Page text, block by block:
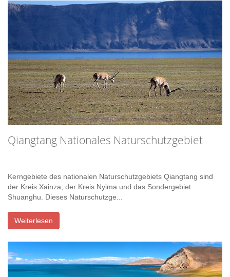
Qiangtang Nationales Naturschutzgebiet
Kerngebiete des nationalen Naturschutzgebiets Qiangtang sind
der Kreis Xainza, der Kreis Nyima und das Sondergebiet
Shuanghu. Dieses Naturschutzge...
Weiterlesen